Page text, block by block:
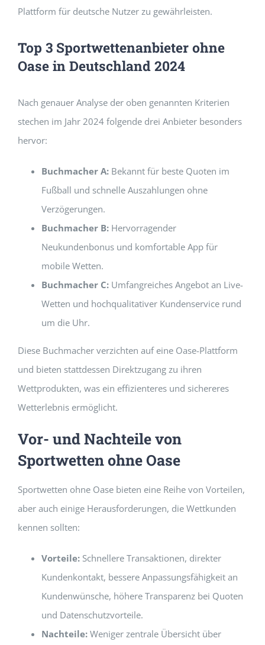
Plattform für deutsche Nutzer zu gewährleisten.
Top 3 Sportwettenanbieter ohne
Oase in Deutschland 2024
Nach genauer Analyse der oben genannten Kriterien
stechen im Jahr 2024 folgende drei Anbieter besonders
hervor:
Buchmacher A: Bekannt für beste Quoten im
Fußball und schnelle Auszahlungen ohne
Verzögerungen.
Buchmacher B: Hervorragender
Neukundenbonus und komfortable App für
mobile Wetten.
Buchmacher C: Umfangreiches Angebot an Live-
Wetten und hochqualitativer Kundenservice rund
um die Uhr.
Diese Buchmacher verzichten auf eine Oase-Plattform
und bieten stattdessen Direktzugang zu ihren
Wettprodukten, was ein effizienteres und sichereres
Wetterlebnis ermöglicht.
Vor- und Nachteile von
Sportwetten ohne Oase
Sportwetten ohne Oase bieten eine Reihe von Vorteilen,
aber auch einige Herausforderungen, die Wettkunden
kennen sollten:
Vorteile: Schnellere Transaktionen, direkter
Kundenkontakt, bessere Anpassungsfähigkeit an
Kundenwünsche, höhere Transparenz bei Quoten
und Datenschutzvorteile.
Nachteile: Weniger zentrale Übersicht über